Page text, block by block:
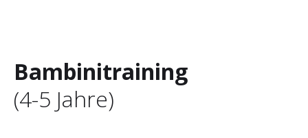
Bambinitraining
(4-5 Jahre)